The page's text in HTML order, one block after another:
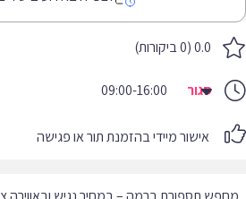
0.0 (0 ביקורות)
סגור 09:00-16:00
אישור מיידי בהזמנת תור או פגישה